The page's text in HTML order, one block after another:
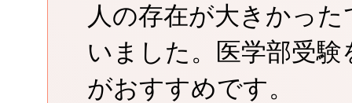
人の存在が大きかっ
いました。医学部受
がおすすめです。